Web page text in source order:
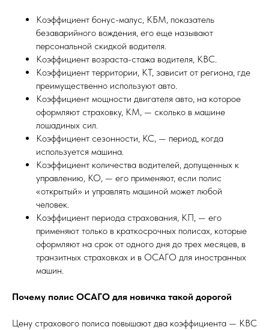
Коэффициент бонус-малус, КБМ, показатель
безаварийного вождения, его еще называют
персональной скидкой водителя.
Коэффициент возраста-стажа водителя, КВС.
Коэффициент территории, КТ, зависит от региона, где
преимущественно используют авто.
Коэффициент мощности двигателя авто, на которое
оформляют страховку, КМ, — сколько в машине
лошадиных сил.
Коэффициент сезонности, КС, — период, когда
используется машина.
Коэффициент количества водителей, допущенных к
управлению, КО, — его применяют, если полис
«открытый» и управлять машиной может любой
человек.
Коэффициент периода страхования, КП, — его
применяют только в краткосрочных полисах, которые
оформляют на срок от одного дня до трех месяцев, в
транзитных страховках и в ОСАГО для иностранных
машин.
Почему полис ОСАГО для новичка такой дорогой
Цену страхового полиса повышают два коэффициента — КВС